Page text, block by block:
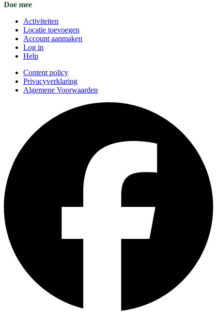
Doe mee
Activiteiten
Locatie toevoegen
Account aanmaken
Log in
Help
Content policy
Privacyverklaring
Algemene Voorwaarden